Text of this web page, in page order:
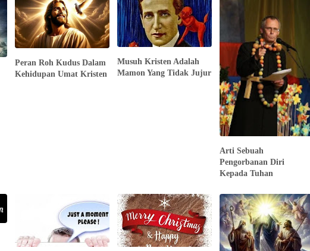
Peran Roh Kudus Dalam
Kehidupan Umat Kristen
Musuh Kristen Adalah
Mamon Yang Tidak Jujur
Arti Sebuah
Pengorbanan Diri
Kepada Tuhan